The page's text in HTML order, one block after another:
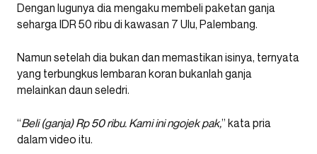
Dengan lugunya dia mengaku membeli paketan ganja
seharga IDR 50 ribu di kawasan 7 Ulu, Palembang.
Namun setelah dia bukan dan memastikan isinya, ternyata
yang terbungkus lembaran koran bukanlah ganja
melainkan daun seledri.
“Beli (ganja) Rp 50 ribu. Kami ini ngojek pak,” kata pria
dalam video itu.